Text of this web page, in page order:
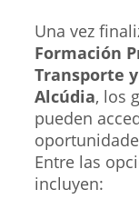
Una vez
Formación
Transporte
Alcúdia, los
pueden
Entre las
incluyen: